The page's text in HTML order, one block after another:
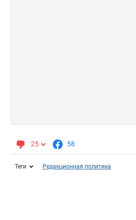
25 58
Теги Редакционная политика